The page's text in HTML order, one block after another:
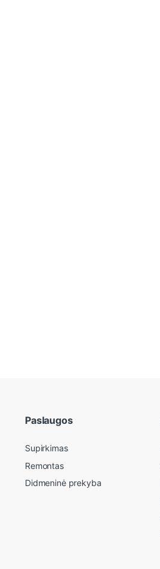
Paslaugos
Supirkimas
Remontas
Didmeninė prekyba